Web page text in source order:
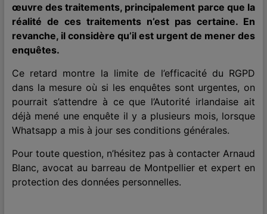
œuvre des traitements, principalement parce que la
réalité de ces traitements n’est pas certaine. En
revanche, il considère qu’il est urgent de mener des
enquêtes.
Ce retard montre la limite de l’efficacité du RGPD
dans la mesure où si les enquêtes sont urgentes, on
pourrait s’attendre à ce que l’Autorité irlandaise ait
déjà mené une enquête il y a plusieurs mois, lorsque
Whatsapp a mis à jour ses conditions générales.
Pour toute question, n’hésitez pas à contacterArnaud
Blanc, avocat au barreau de Montpellier et expert en
protection des données personnelles.